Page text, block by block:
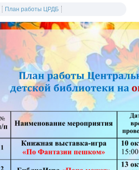
План работы ЦРДБ